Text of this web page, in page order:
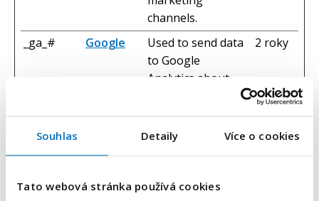
Souhlas Detaily Více o cookies
Tato webová stránka používá cookies
channels.
_ga_#
Google
Used to send data
to Google
Analytics about
the visitor's device
and behavior.
Tracks the visitor
channels.
2 roky